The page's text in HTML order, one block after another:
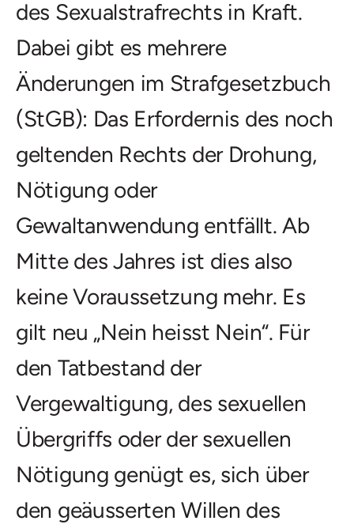
des Sexualstrafrechts in Kraft.
Dabei gibt es mehrere
Änderungen im Strafgesetzbuch
(StGB): Das Erfordernis des noch
geltenden Rechts der Drohung,
Nötigung oder
Gewaltanwendung entfällt. Ab
Mitte des Jahres ist dies also
keine Voraussetzung mehr. Es
gilt neu „Nein heisst Nein“. Für
den Tatbestand der
Vergewaltigung, des sexuellen
Übergriffs oder der sexuellen
Nötigung genügt es, sich über
den geäusserten Willen des